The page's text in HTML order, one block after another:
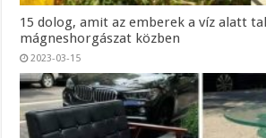
15 dolog, amit az emberek a víz alatt
mágneshorgászat közben
2023-03-15